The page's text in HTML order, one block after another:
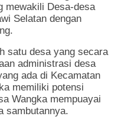
mewakili Desa-desa
Selatan dengan
satu desa yang secara
administrasi desa
ada di Kecamatan
memiliki potensi
Wangka mempuayai
sambutannya.